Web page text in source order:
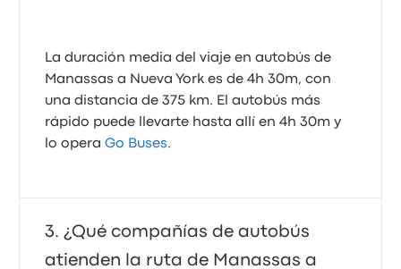
La duración media del viaje en autobús de
Manassas a Nueva York es de 4h 30m, con
una distancia de 375 km. El autobús más
rápido puede llevarte hasta allí en 4h 30m y
lo operaGo Buses.
¿Qué compañías de autobús
atienden la ruta de Manassas a